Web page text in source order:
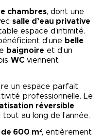
chambres, dont une
salle d’eau privative
espace d’intimité.
d’une belle
baignoire et d’un
WC viennent
un espace parfait
professionnelle. Le
réversible
au long de l’année.
600 m², entièrement